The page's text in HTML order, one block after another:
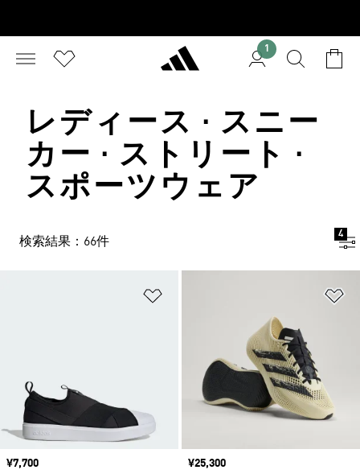
1
レディース · スニー
カー · ストリート ·
スポーツウェア
検索結果：66件
4
価格
¥7,700
価格
¥25,300